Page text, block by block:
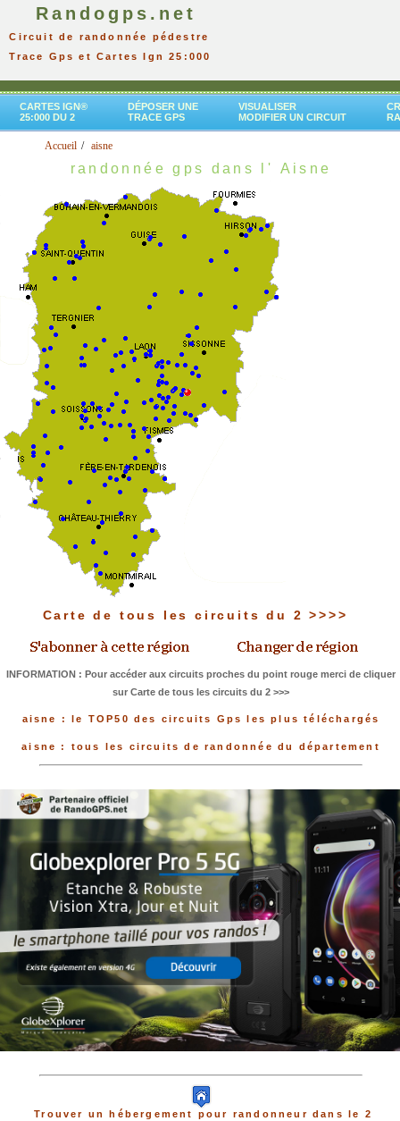
Randogps.net
Circuit de randonnée pédestre
Trace Gps et Cartes Ign 25:000
CARTES IGN®
25:000 DU 2
DÉPOSER UNE
TRACE GPS
VISUALISER
MODIFIER UN CIRCUIT
Accueil aisne
randonnée gps dans l' Aisne
Carte de tous les circuits du 2 >>>>
INFORMATION : Pour accéder aux circuits proches du point rouge merci de cliquer
sur Carte de tous les circuits du 2 >>>
aisne : le TOP50 des circuits Gps les plus téléchargés
aisne : tous les circuits de randonnée du département
Trouver un hébergement pour randonneur dans le 2